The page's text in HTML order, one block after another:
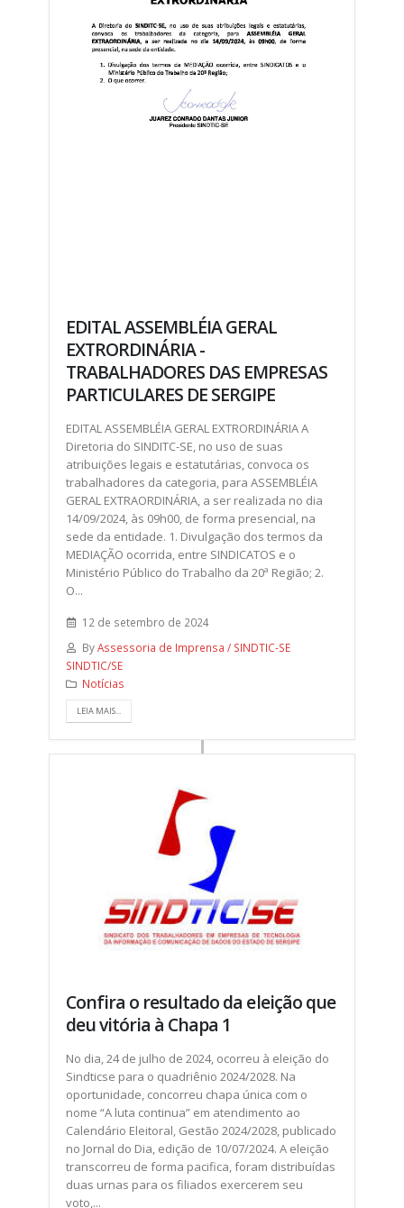
EDITAL ASSEMBLÉIA GERAL
EXTRORDINÁRIA -
TRABALHADORES DAS EMPRESAS
PARTICULARES DE SERGIPE
EDITAL ASSEMBLÉIA GERAL EXTRORDINÁRIA A
Diretoria do SINDITC-SE, no uso de suas
atribuições legais e estatutárias, convoca os
trabalhadores da categoria, para ASSEMBLÉIA
GERAL EXTRAORDINÁRIA, a ser realizada no dia
14/09/2024, às 09h00, de forma presencial, na
sede da entidade. 1. Divulgação dos termos da
MEDIAÇÃO ocorrida, entre SINDICATOS e o
Ministério Público do Trabalho da 20ª Região; 2.
O...
12 de setembro de 2024
ByAssessoria de Imprensa / SINDTIC-SE
SINDTIC/SE
Notícias
LEIA MAIS...
Confira o resultado da eleição que
deu vitória à Chapa 1
No dia, 24 de julho de 2024, ocorreu à eleição do
Sindticse para o quadriênio 2024/2028. Na
oportunidade, concorreu chapa única com o
nome “A luta continua” em atendimento ao
Calendário Eleitoral, Gestão 2024/2028, publicado
no Jornal do Dia, edição de 10/07/2024. A eleição
transcorreu de forma pacifica, foram distribuídas
duas urnas para os filiados exercerem seu
voto,...